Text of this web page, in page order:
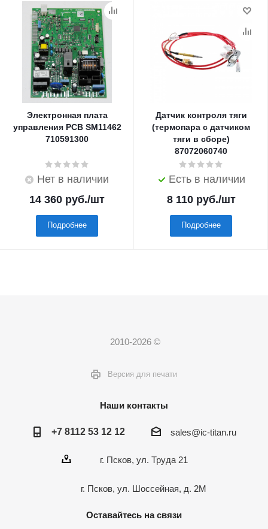
Электронная плата
управления PCB SM11462
710591300
Нет в наличии
14 360 руб./шт
Подробнее
Датчик контроля тяги
(термопара с датчиком
тяги в сборе)
87072060740
Есть в наличии
8 110руб./шт
Подробнее
2010-2026 ©
Версия для печати
Наши контакты
+7 8112 53 12 12 sales@ic-titan.ru
г. Псков, ул. Труда 21
г. Псков, ул. Шоссейная, д. 2М
Оставайтесь на связи